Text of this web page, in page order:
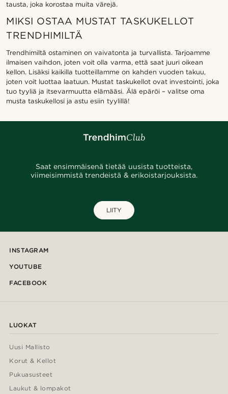
tausta, joka korostaa muita värejä.
MIKSI OSTAA MUSTAT TASKUKELLOT
TRENDHIMILTÄ
Trendhimiltä ostaminen on vaivatonta ja turvallista. Tarjoamme
ilmaisen vaihdon, joten voit olla varma, että saat juuri oikean
kellon. Lisäksi kaikilla tuotteillamme on kahden vuoden takuu,
joten voit luottaa laatuun. Mustat taskukellot ovat investointi, joka
tuo tyyliä ja itsevarmuutta elämääsi. Älä epäröi – valitse oma
musta taskukellosi ja astu esiin tyylillä!
Saat ensimmäisenä tietää uusista tuotteista,
viimeisimmistä trendeistä & erikoistarjouksista.
LIITY
INSTAGRAM
YOUTUBE
FACEBOOK
LUOKAT
Uusi Mallisto
Korut & Kellot
Pukuasusteet
Laukut & lompakot